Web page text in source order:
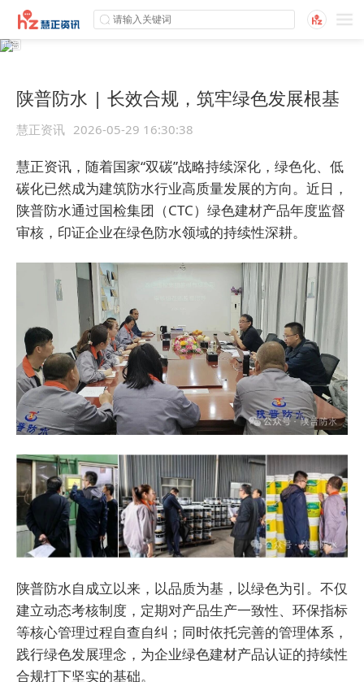
陕普防水 | 长效合规，筑牢绿色发展根基
慧正资讯 2026-05-29 16:30:38
慧正资讯，随着国家“双碳”战略持续深化，绿色化、低
碳化已然成为建筑防水行业高质量发展的方向。近日，
陕普防水通过国检集团（CTC）绿色建材产品年度监督
审核，印证企业在绿色防水领域的持续性深耕。
陕普防水自成立以来，以品质为基，以绿色为引。不仅
建立动态考核制度，定期对产品生产一致性、环保指标
等核心管理过程自查自纠；同时依托完善的管理体系，
践行绿色发展理念，为企业绿色建材产品认证的持续性
合规打下坚实的基础。